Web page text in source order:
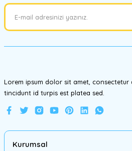
Ürün bilgilerinde hatalar bulunuyor.
Lorem ipsum dolor sit amet, consectetur
tincidunt id turpis est platea sed.
Kurumsal